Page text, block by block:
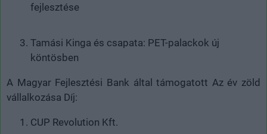
fejlesztése
Tamási Kinga és csapata: PET-palackok új
köntösben
A Magyar Fejlesztési Bank által támogatott Az év zöld
vállalkozása Díj:
CUP Revolution Kft.